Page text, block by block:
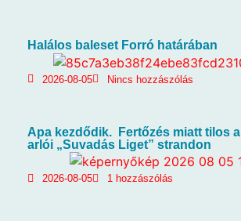
Halálos baleset Forró határában
2026-08-05 Nincs hozzászólás
Apa kezdődik. Fertőzés miatt tilos
arlói „Suvadás Liget” strandon
2026-08-05 1 hozzászólás